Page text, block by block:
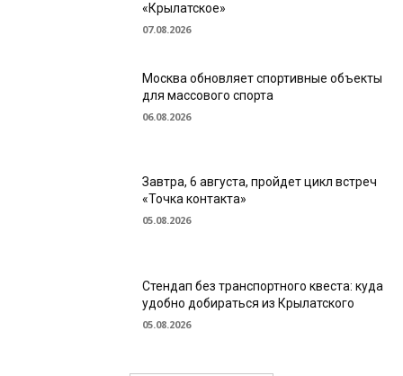
«Крылатское»
07.08.2026
Москва обновляет спортивные объекты
для массового спорта
06.08.2026
Завтра, 6 августа, пройдет цикл встреч
«Точка контакта»
05.08.2026
Стендап без транспортного квеста: куда
удобно добираться из Крылатского
05.08.2026